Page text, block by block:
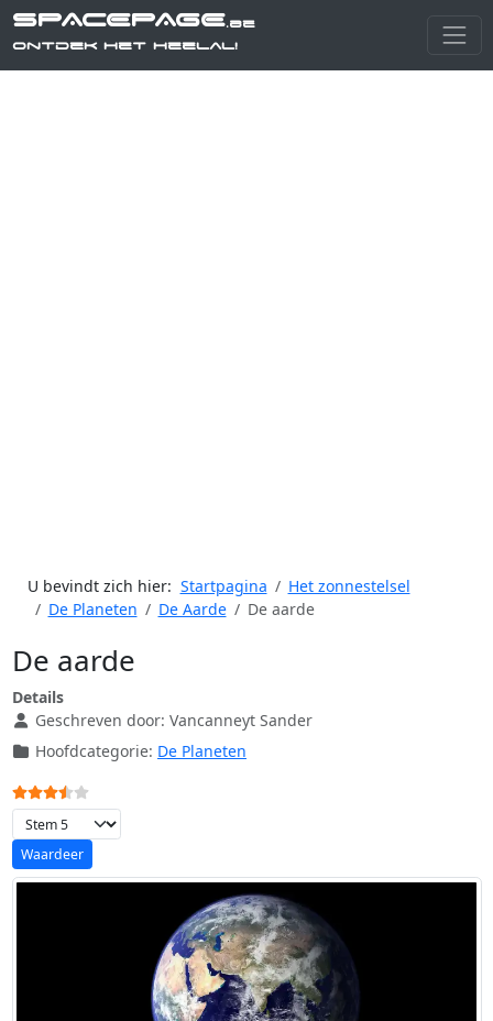
SPACEPAGE.be
Ontdek het heelal!
U bevindt zich hier: Startpagina
Het zonnestelsel
De Planeten
De Aarde De aarde
De aarde
Details
Geschreven door: Vancanneyt Sander
Hoofdcategorie: De Planeten
Gebruikerswaardering:
Voeg waardering toe